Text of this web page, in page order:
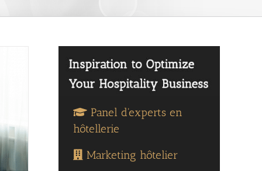
Panel d'experts en
hôtellerie
Marketing hôtelier